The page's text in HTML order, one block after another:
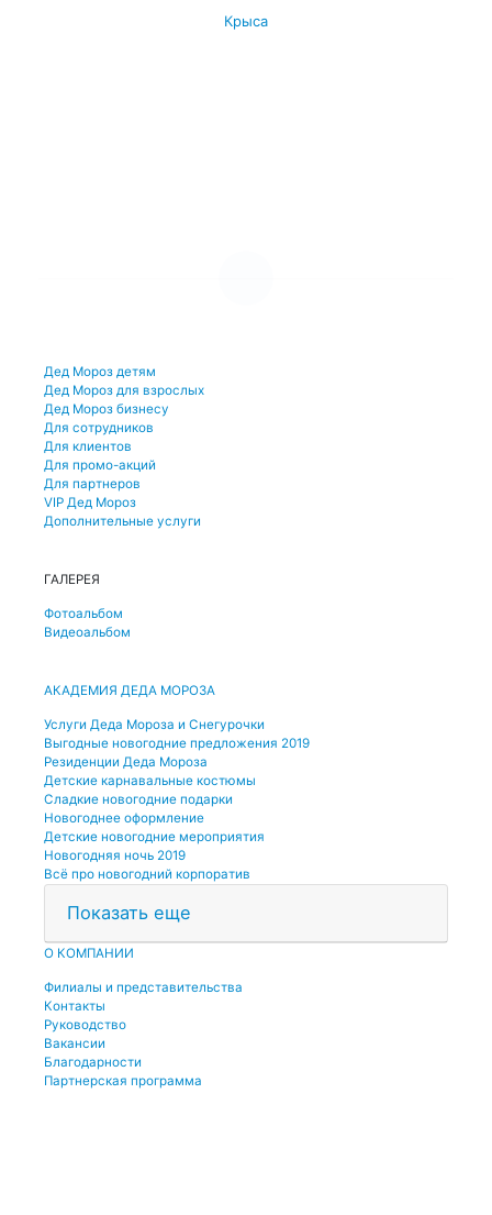
Крыса
Дед Мороз детям
Дед Мороз для взрослых
Дед Мороз бизнесу
Для сотрудников
Для клиентов
Для промо-акций
Для партнеров
VIP Дед Мороз
Дополнительные услуги
ГАЛЕРЕЯ
Фотоальбом
Видеоальбом
АКАДЕМИЯ ДЕДА МОРОЗА
Услуги Деда Мороза и Снегурочки
Выгодные новогодние предложения 2019
Резиденции Деда Мороза
Детские карнавальные костюмы
Сладкие новогодние подарки
Новогоднее оформление
Детские новогодние мероприятия
Новогодняя ночь 2019
Всё про новогодний корпоратив
Показать еще
О КОМПАНИИ
Филиалы и представительства
Контакты
Руководство
Вакансии
Благодарности
Партнерская программа